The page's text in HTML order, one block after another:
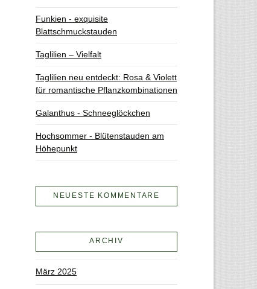
Funkien - exquisite
Blattschmuckstauden
Taglilien – Vielfalt
Taglilien neu entdeckt: Rosa & Violett
für romantische Pflanzkombinationen
Galanthus - Schneeglöckchen
Hochsommer - Blütenstauden am
Höhepunkt
NEUESTE KOMMENTARE
ARCHIV
März 2025